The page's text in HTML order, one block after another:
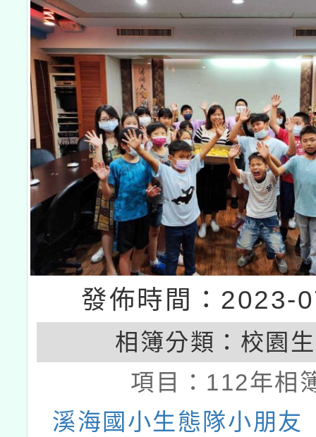
發佈時間：2023-
相簿分類： 校園
項目： 112年相
溪海國小生態隊小朋友